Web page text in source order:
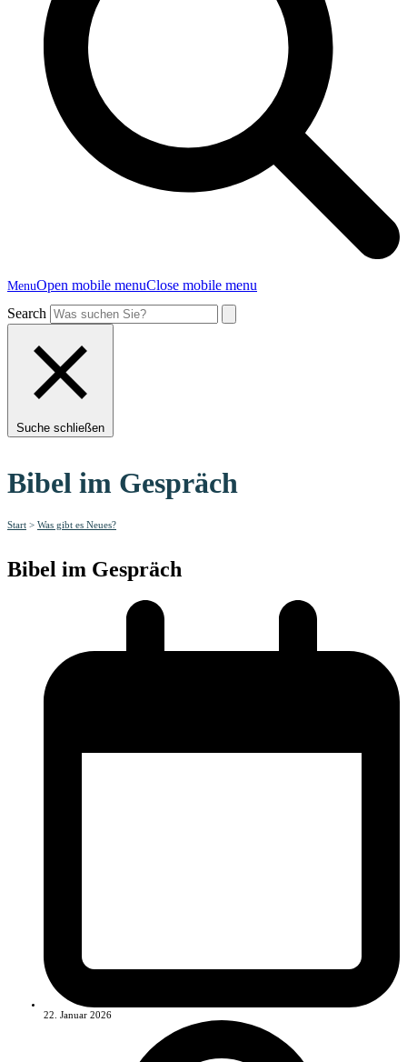
MenuOpen mobile menuClose mobile menu
Search
Suche schließen
Bibel im Gespräch
Start > Was gibt es Neues?
Bibel im Gespräch
22. Januar 2026